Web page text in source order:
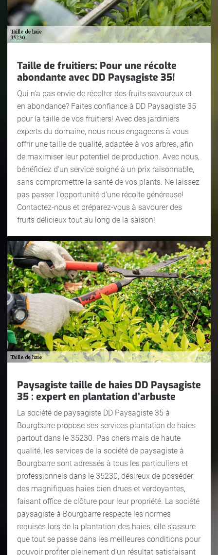
Taille de fruitiers: Pour une récolte
abondante avec DD Paysagiste 35!
Qui n'a pas envie de récolter des fruits savoureux et
en abondance? Faites confiance à DD Paysagiste 35
pour la taille de vos fruitiers! Avec des jardiniers
experts du domaine, nous nous engageons à vous
offrir une taille de qualité, adaptée à vos arbres, afin
de maximiser leur potentiel de production. Avec nous,
bénéficiez d'un service soigné à un prix raisonnable,
sans compromettre la santé de vos plants. Ne laissez
pas passer l'opportunité d'une récolte généreuse!
Contactez-nous et préparez-vous à savourer des
fruits délicieux tout au long de la saison!
Paysagiste taille de haies DD Paysagiste
35 : expert en plantation d’arbuste
La société de paysagiste DD Paysagiste 35 à
Bourgbarre propose ses services plantation de haies
partout dans le 35230. Pas chers mais de haute
qualité, les services de la société de paysagiste à
Bourgbarre sont adressés à tous les particuliers et
professionnels dans le 35230, désireux de posséder
des magnifiques haies bien drues et verdoyantes,
faisant office de clôture pour leur propriété. La société
paysagiste à Bourgbarre respecte les normes
requises lors de la plantation des haies, elle s’assure
que tout se passe dans les meilleures conditions pour
pouvoir profiter pleinement d’un résultat satisfaisant